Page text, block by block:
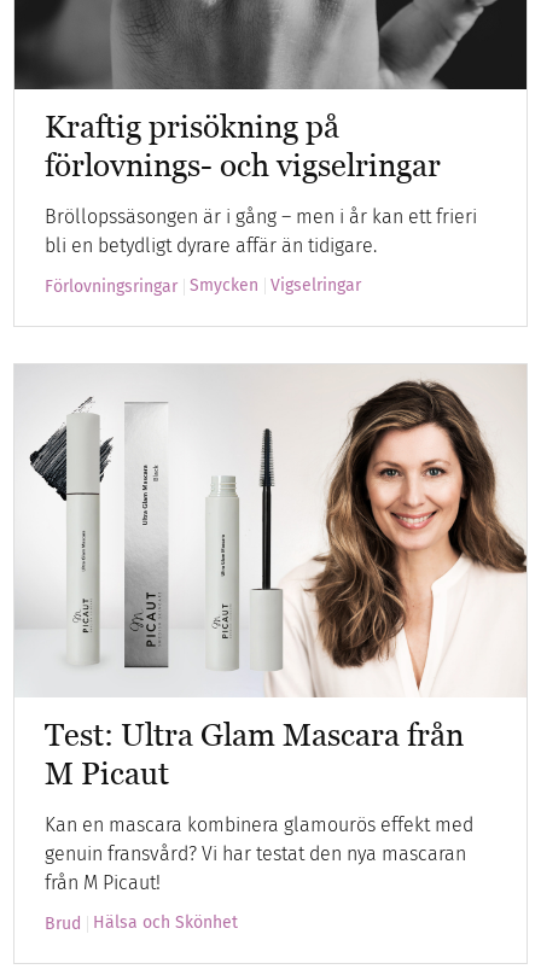
Kraftig prisökning på
förlovnings- och vigselringar
Bröllopssäsongen är i gång – men i år kan ett frieri
bli en betydligt dyrare affär än tidigare.
Förlovningsringar Smycken Vigselringar
Test: Ultra Glam Mascara från
M Picaut
Kan en mascara kombinera glamourös effekt med
genuin fransvård? Vi har testat den nya mascaran
från M Picaut!
Brud Hälsa och Skönhet